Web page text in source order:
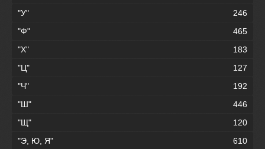
"У"
246
"Ф"
465
"Х"
183
"Ц"
127
"Ч"
192
"Ш"
446
"Щ"
120
"Э, Ю, Я"
610